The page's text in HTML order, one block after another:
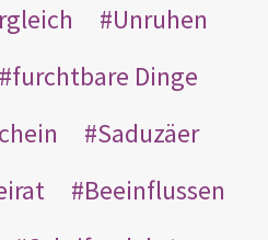
Unruhen
furchtbare Dinge
Saduzäer
Beeinflussen